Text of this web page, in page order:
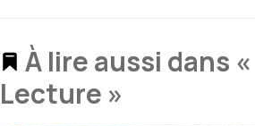
À lire aussi dans
Lecture »